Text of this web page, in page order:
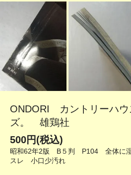
ONDORI カントリーハウ
ズ。 雄鶏社
500円(税込)
昭和62年2版 B５判 P104 全体に
スレ 小口少汚れ